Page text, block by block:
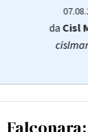
daCisl